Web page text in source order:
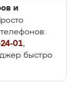
и
01,
быстро